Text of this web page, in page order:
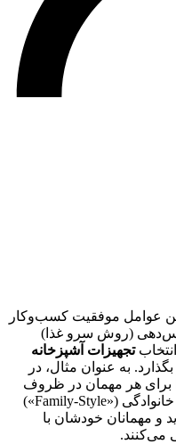
عوامل موفقیت کسب‌وکار
(روش سرو غذا)
تجهیزات آشپزخانه
به عنوان مثال، در
برای هر مهمان در ظروف
شخصی سرو می‌کنند، اما در سرویس خانوادگی («Family-Style»)
مهمانان خودشان با
می‌کنند.